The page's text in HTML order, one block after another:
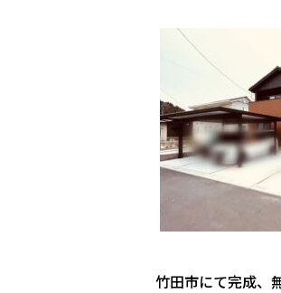
竹田市にて完成、